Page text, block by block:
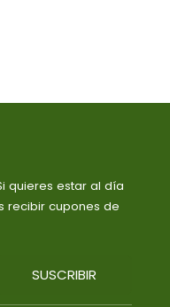
quieres estar al día
recibir cupones de
SUSCRIBIR